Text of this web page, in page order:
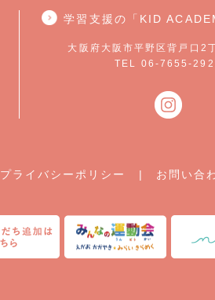
学習支援の「KID
大阪府大阪市平野区背戸口2
TEL 06-7655-
プライバシーポリシー | お問い合